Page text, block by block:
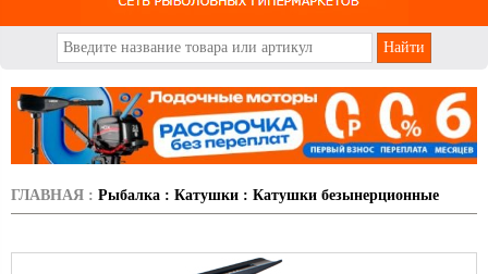
ГЛАВНАЯ : Рыбалка : Катушки : Катушки безынерционные